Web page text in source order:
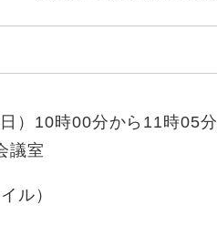
）10時00分から11時05分
議室
ル）